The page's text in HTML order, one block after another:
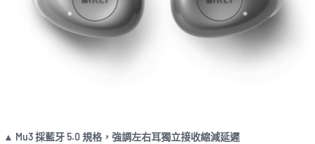
▲ Mu3 採藍牙 5.0 規格，強調左右耳獨立接收縮減延遲